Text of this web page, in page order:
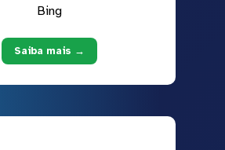
Bing
Saiba mais →